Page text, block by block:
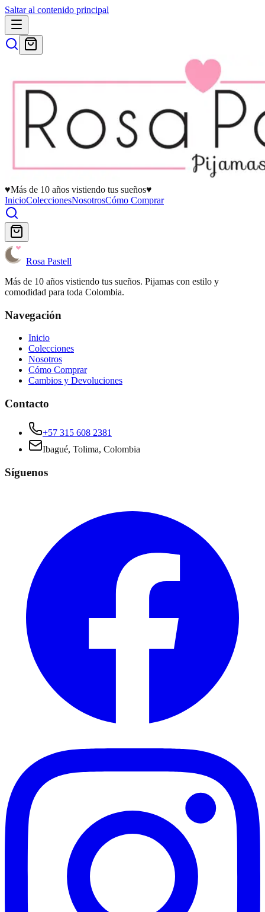
Saltar al contenido principal
♥Más de 10 años vistiendo tus sueños♥
InicioColeccionesNosotrosCómo Comprar
Rosa Pastell
Más de 10 años vistiendo tus sueños. Pijamas con estilo y
comodidad para toda Colombia.
Navegación
Inicio
Colecciones
Nosotros
Cómo Comprar
Cambios y Devoluciones
Contacto
+57 315 608 2381
Ibagué, Tolima, Colombia
Síguenos